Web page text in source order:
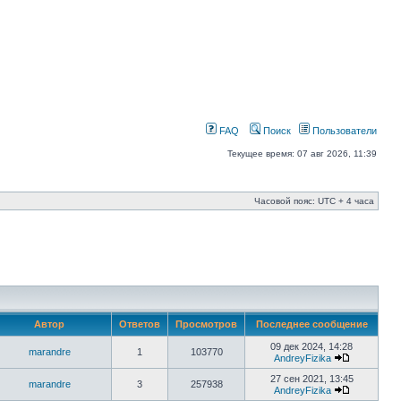
FAQ Поиск Пользователи
Текущее время: 07 авг 2026, 11:39
Часовой пояс: UTC + 4 часа
Автор Ответов Просмотров Последнее сообщение
marandre 1 103770
09 дек 2024, 14:28
AndreyFizika
marandre 3 257938
27 сен 2021, 13:45
AndreyFizika